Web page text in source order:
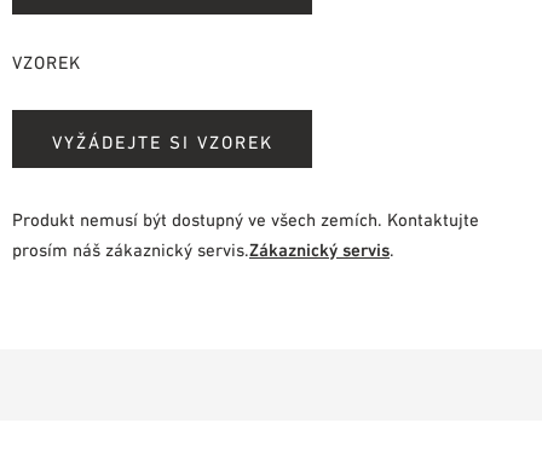
VZOREK
VYŽÁDEJTE SI VZOREK
Produkt nemusí být dostupný ve všech zemích. Kontaktujte
prosím náš zákaznický servis.Zákaznický servis.